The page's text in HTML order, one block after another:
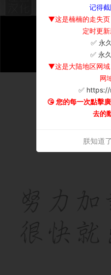
记得截
▼这是楠楠的走失
定时更新
✅ 永
✅ 永
▼这是大陆地区网
网
✅
😘 您的每一次點擊
去的
朕知道